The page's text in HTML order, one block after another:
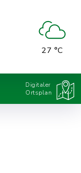
27 °C
Digitaler
Ortsplan